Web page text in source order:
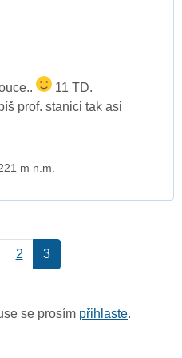
11 TD.
prof. stanici tak asi
m n.m.
2 3
se prosím přihlaste.